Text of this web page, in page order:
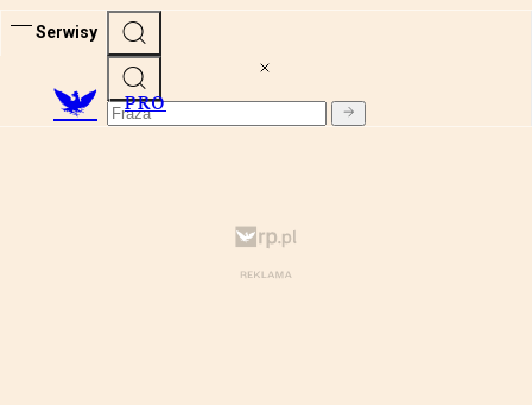
Serwisy
PRO